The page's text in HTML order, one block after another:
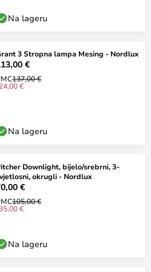
Na lageru
3 Stropna lampa Mesing - Nordlux
€
137,00 €
€
Na lageru
Downlight, bijelo/srebrni, 3-
okrugli - Nordlux
€
105,00 €
€
Na lageru